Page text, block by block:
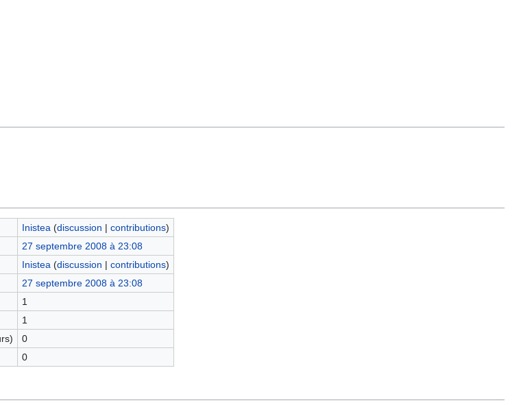
Inistea (discussion | contributions)
27 septembre 2008 à 23:08
Inistea (discussion | contributions)
27 septembre 2008 à 23:08
1
1
0
0